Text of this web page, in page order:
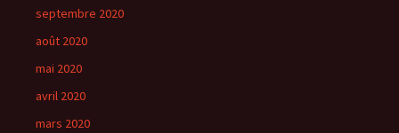
septembre 2020
août 2020
mai 2020
avril 2020
mars 2020